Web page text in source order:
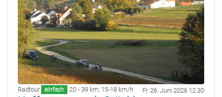
Radtour einfach 20 - 39 km, 15-18 km/h Fr. 26. Juni 2026 12:30